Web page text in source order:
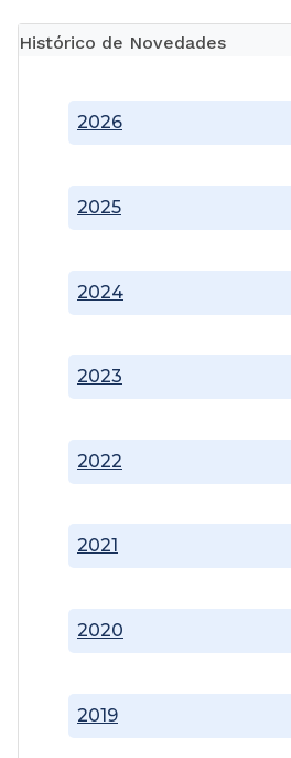
Histórico de Novedades
2019
2020
2021
2022
2023
2024
2025
2026